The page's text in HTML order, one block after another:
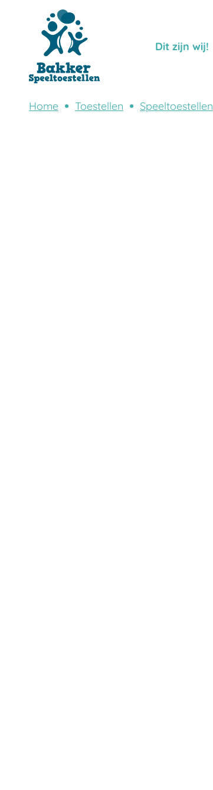
Dit zijn wij!
Home Toestellen Speeltoestellen